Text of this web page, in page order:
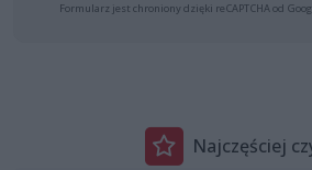
Formularz jest chroniony dzięki reCAPTCHA od
Najczęściej